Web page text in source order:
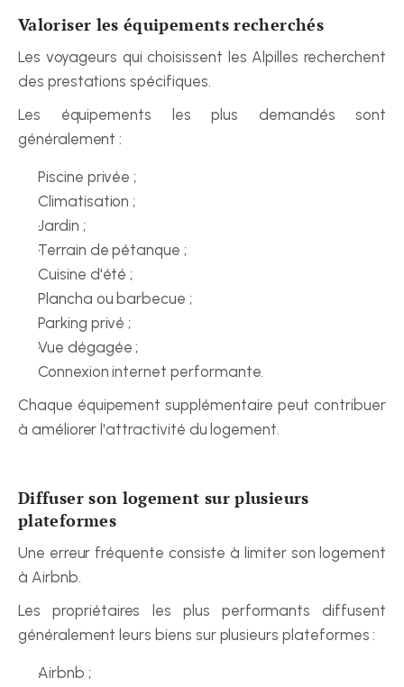
Valoriser les équipements recherchés
Les voyageurs qui choisissent les Alpilles recherchent
des prestations spécifiques.
Les équipements les plus demandés sont
généralement :
Piscine privée ;
Climatisation ;
Jardin ;
Terrain de pétanque ;
Cuisine d'été ;
Plancha ou barbecue ;
Parking privé ;
Vue dégagée ;
Connexion internet performante.
Chaque équipement supplémentaire peut contribuer
à améliorer l'attractivité du logement.
Diffuser son logement sur plusieurs
plateformes
Une erreur fréquente consiste à limiter son logement
à Airbnb.
Les propriétaires les plus performants diffusent
généralement leurs biens sur plusieurs plateformes :
Airbnb ;